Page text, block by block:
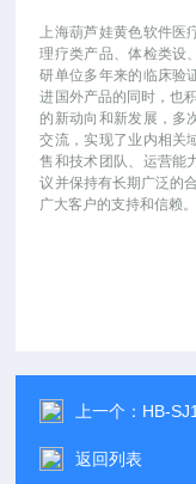
上海葫芦娃黄色软件医
理疗类产品、体检类设
研单位多年来的临床验
进国外产品的同时，也
的新动向和新发展，多
交流，实现了业内相关
售和技术团队、运营能
议并保持有长期广泛的
广大客户的支持和信赖。
上一个： HB-
返回列表